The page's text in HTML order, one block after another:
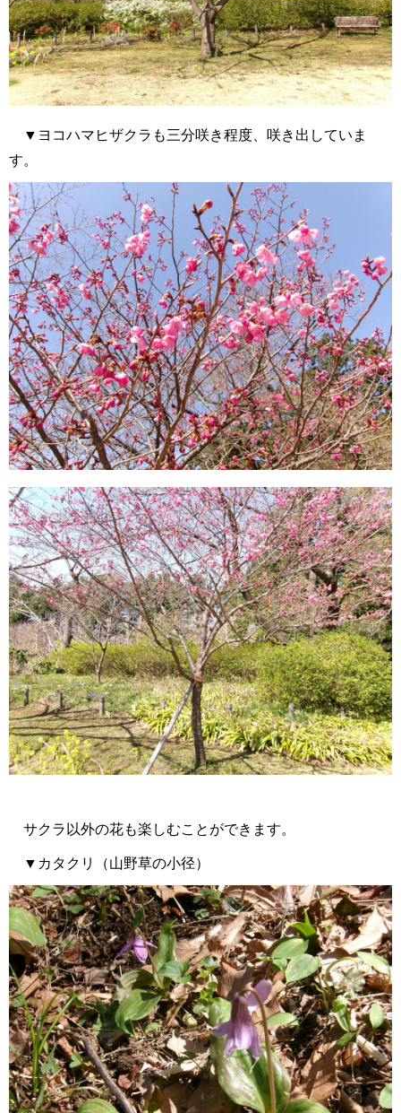
▼ヨコハマヒザクラも三分咲き程度、咲き出していま
す。
サクラ以外の花も楽しむことができます。
▼カタクリ（山野草の小径）